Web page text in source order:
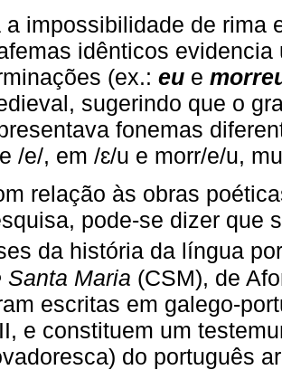
a impossibilidade de rima
idênticos
(ex.: eu e
sugerindo que o
fonemas
/e/, em /ɛ/u e morr/e/u,
relação às obras
pode-se dizer que
da história da língua
Santa Maria (CSM), de
escritas em galego-
e constituem um
do português